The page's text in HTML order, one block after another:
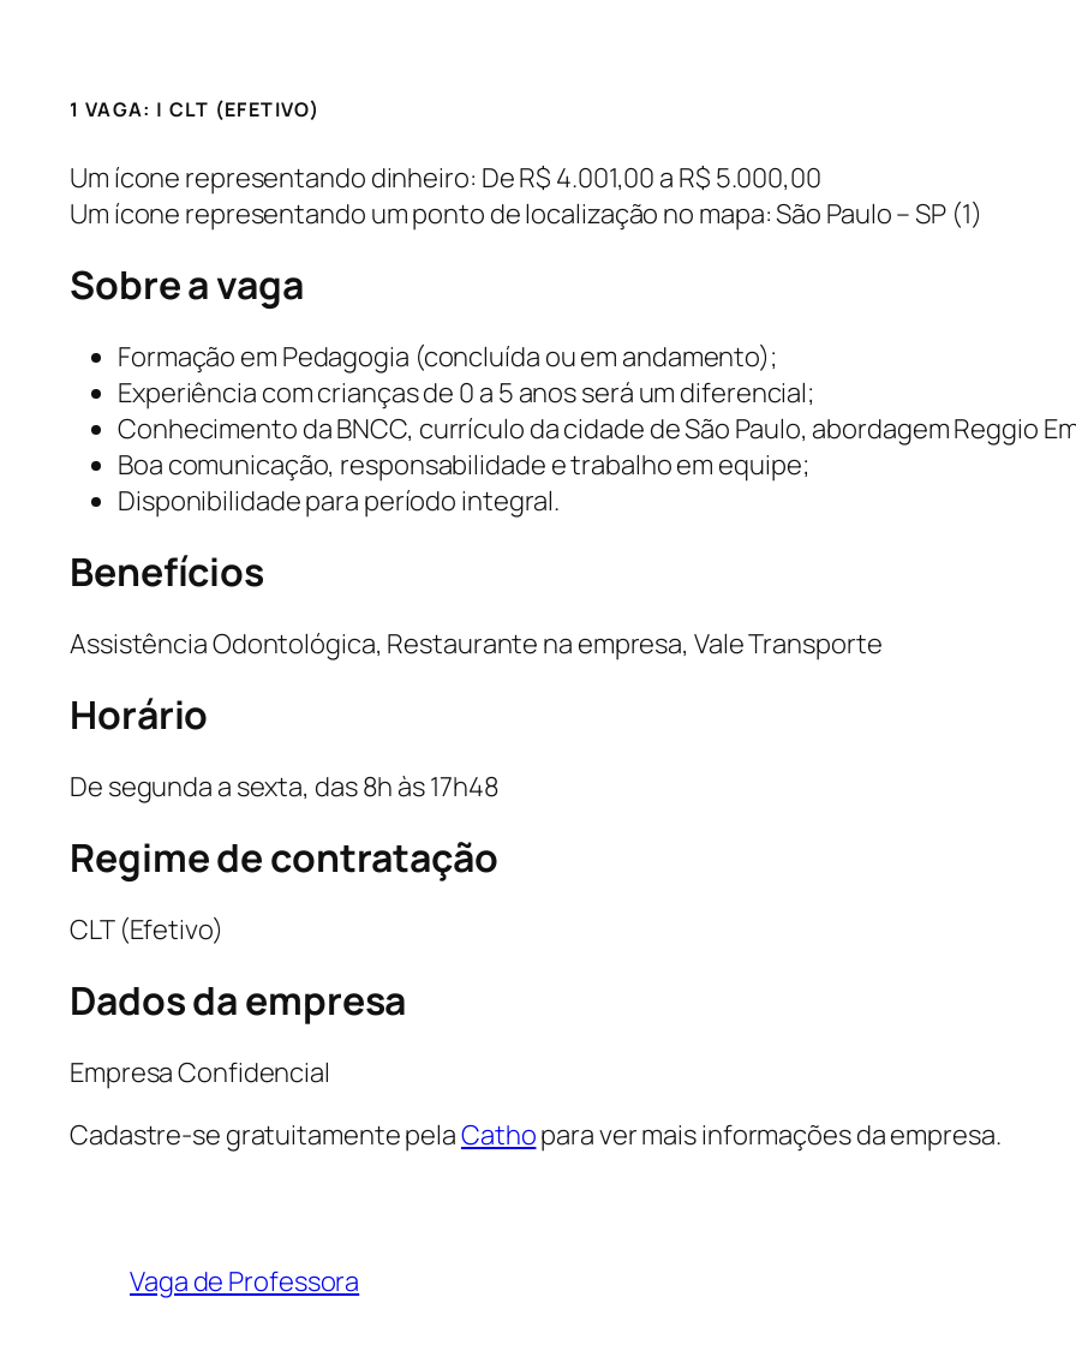
1 VAGA: | CLT (EFETIVO)
Um ícone representando dinheiro: De R$ 4.001,00 a R$ 5.000,00
Um ícone representando um ponto de localização no mapa: São Paulo – SP (1)
Sobre a vaga
Formação em Pedagogia (concluída ou em andamento);
Experiência com crianças de 0 a 5 anos será um diferencial;
Conhecimento da BNCC, currículo da cidade de São Paulo, abordagem Reggio
Boa comunicação, responsabilidade e trabalho em equipe;
Disponibilidade para período integral.
Benefícios
Assistência Odontológica, Restaurante na empresa, Vale Transporte
Horário
De segunda a sexta, das 8h às 17h48
Regime de contratação
CLT (Efetivo)
Dados da empresa
Empresa Confidencial
Cadastre-se gratuitamente pelaCathopara ver mais informações da empresa.
Vaga de Professora